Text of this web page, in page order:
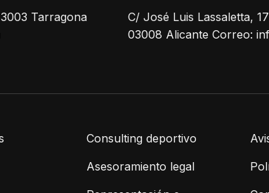
Tarragona
C/ José Luis Lassaletta,
03008 Alicante Correo:
Consulting deportivo
Asesoramiento legal